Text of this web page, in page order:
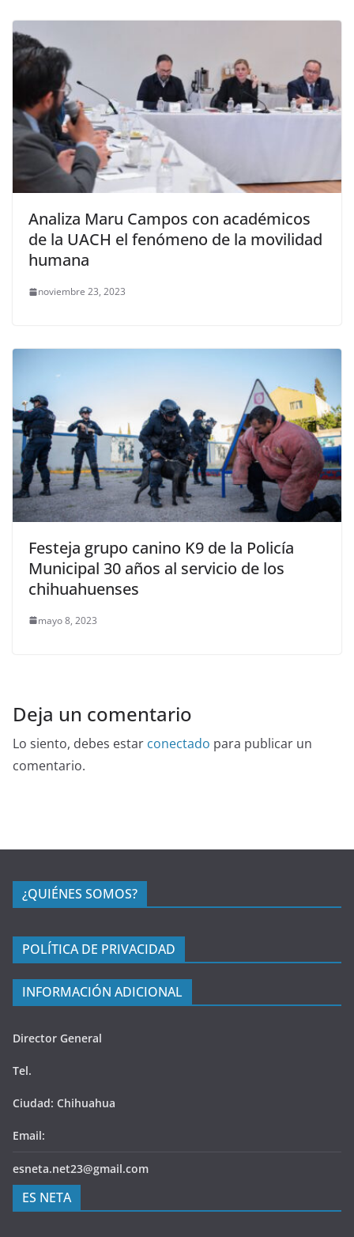
Analiza Maru Campos con académicos
de la UACH el fenómeno de la movilidad
humana
noviembre 23, 2023
Festeja grupo canino K9 de la Policía
Municipal 30 años al servicio de los
chihuahuenses
mayo 8, 2023
Deja un comentario
Lo siento, debes estar conectado para publicar un
comentario.
¿QUIÉNES SOMOS?
POLÍTICA DE PRIVACIDAD
INFORMACIÓN ADICIONAL
Director General
Tel.
Ciudad: Chihuahua
Email:
esneta.net23@gmail.com
ES NETA